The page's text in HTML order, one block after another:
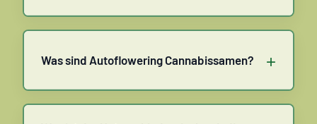
Was sind Autoflowering Cannabissamen? +